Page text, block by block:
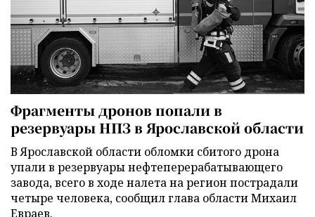
Фрагменты дронов попали в
резервуары НПЗ в Ярославской области
В Ярославской области обломки сбитого дрона
упали в резервуары нефтеперерабатывающего
завода, всего в ходе налета на регион пострадали
четыре человека, сообщил глава области Михаил
Евраев.